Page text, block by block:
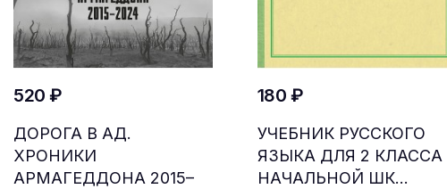
520 ₽
ДОРОГА В АД.
ХРОНИКИ
АРМАГЕДДОНА 2015–
180 ₽
УЧЕБНИК РУССКОГО
ЯЗЫКА ДЛЯ 2 КЛАССА
НАЧАЛЬНОЙ ШК...